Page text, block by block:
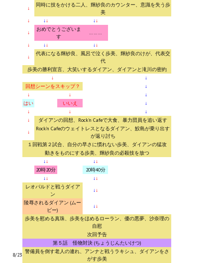
↓
同時に技をかける二人、輝紗良のカウンター、意識を失う歩
美
↓
↓↓ ↓↓
↓
おめでとうございま
す
↓
↓↓ ↓↓
↓
代表になる輝紗良、風呂で泣く歩美、輝紗良のけが、代表交
代
歩美の勝利宣言、大笑いするダイアン、ダイアンと滝川の密約
↓
↓
回想シーンをスキップ？
↓
↓
↓
↓
はい
いいえ
↓
↓
↓
↓
↓
ダイアンの回想、Rock'n Cafeで大食、暴力団員を追い返す
↓
Rock'n Cafeのウェイトレスとなるダイアン、鮫島が乗り出す
が返り討ち
１回戦第２試合、自分の早さに慣れない歩美、ダイアンの猛攻
動きをものにする歩美、輝紗良の必殺技を放つ
↓↓ ↓↓
20時20分
20時40分
↓↓ ↓↓
レオパルドと戦うダイア
ン
↓↓
陵辱されるダイアン (ムー
ビー)
↓↓
歩美を慰める真珠、歩美をほめるローラン、優の悪夢、沙奈理の
自慰
次回予告
第５話 怪物対決 (ちょうじんたいけつ)
8/23
警備員を倒す老人の連れ、アンナと戦うラキシュ、ダイアンをさ
がす歩美